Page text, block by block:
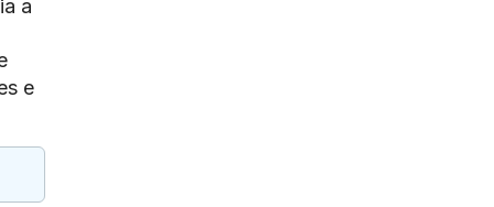
a
e